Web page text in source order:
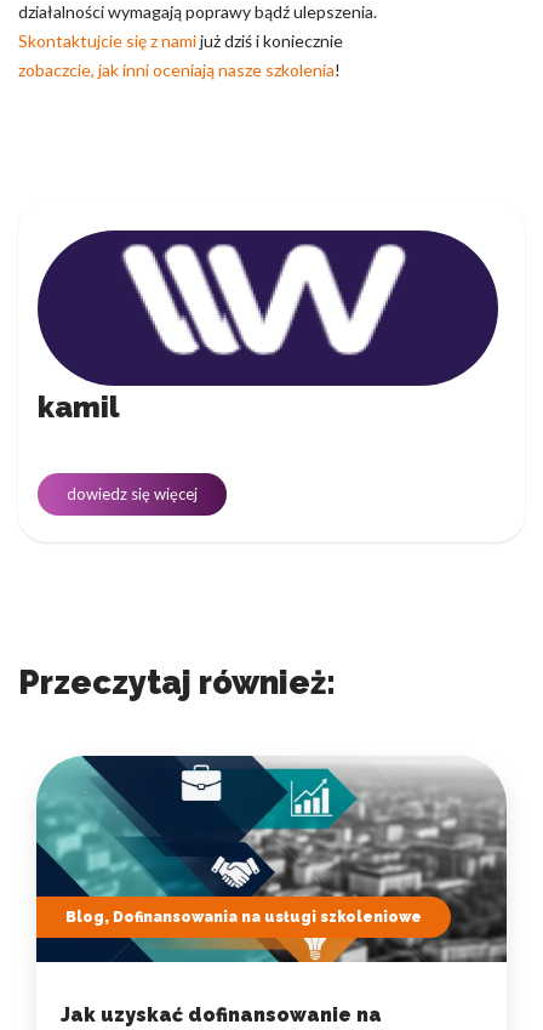
działalności wymagają poprawy bądź ulepszenia.
Skontaktujcie się z namijuż dziś i koniecznie
zobaczcie, jak inni oceniają nasze szkolenia!
kamil
dowiedz się więcej
Przeczytaj również:
Blog, Dofinansowania na usługi szkoleniowe
Jak uzyskać dofinansowanie na